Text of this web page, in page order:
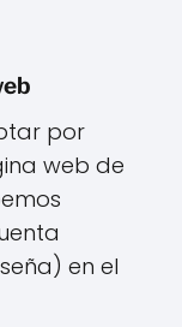
por
web de
en el